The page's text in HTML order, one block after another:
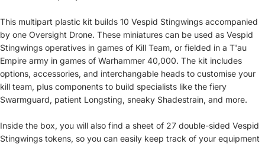
This multipart plastic kit builds 10 Vespid Stingwings accompanied
by one Oversight Drone. These miniatures can be used as Vespid
Stingwings operatives in games of Kill Team, or fielded in a T'au
Empire army in games of Warhammer 40,000. The kit includes
options, accessories, and interchangable heads to customise your
kill team, plus components to build specialists like the fiery
Swarmguard, patient Longsting, sneaky Shadestrain, and more.
Inside the box, you will also find a sheet of 27 double-sided Vespid
Stingwings tokens, so you can easily keep track of your equipment